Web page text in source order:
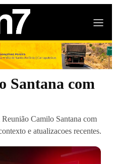
Santana com
Reunião Camilo Santana com
e atualizacoes recentes.